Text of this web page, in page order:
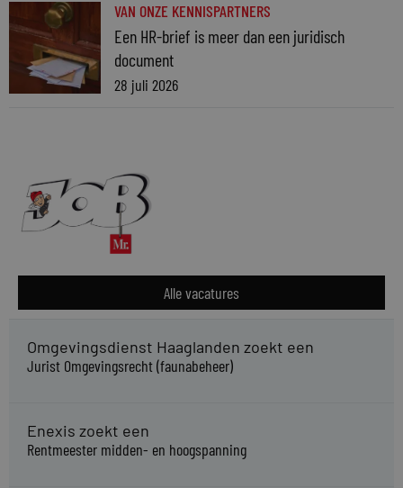
VAN ONZE KENNISPARTNERS
Een HR-brief is meer dan een juridisch
document
28 juli 2026
Alle vacatures
Omgevingsdienst Haaglanden zoekt een
Jurist Omgevingsrecht (faunabeheer)
Enexis zoekt een
Rentmeester midden- en hoogspanning